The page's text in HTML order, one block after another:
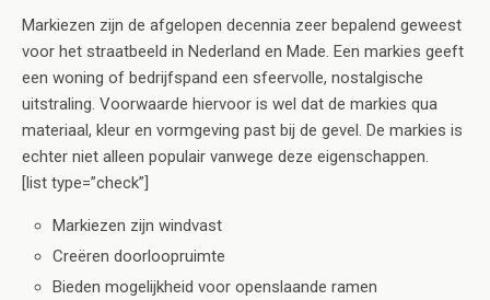
Markiezen zijn de afgelopen decennia zeer bepalend geweest
voor het straatbeeld in Nederland en Made. Een markies geeft
een woning of bedrijfspand een sfeervolle, nostalgische
uitstraling. Voorwaarde hiervoor is wel dat de markies qua
materiaal, kleur en vormgeving past bij de gevel. De markies is
echter niet alleen populair vanwege deze eigenschappen.
[list type=”check”]
Markiezen zijn windvast
Creëren doorloopruimte
Bieden mogelijkheid voor openslaande ramen